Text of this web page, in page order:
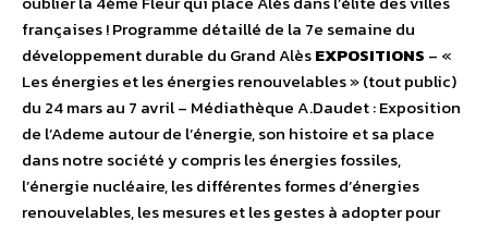
françaises ! Programme détaillé de la 7e semaine du
développement durable du Grand AlèsEXPOSITIONS – «
Les énergies et les énergies renouvelables » (tout public)
du 24 mars au 7 avril – Médiathèque A.Daudet : Exposition
de l’Ademe autour de l’énergie, son histoire et sa place
dans notre société y compris les énergies fossiles,
l’énergie nucléaire, les différentes formes d’énergies
renouvelables, les mesures et les gestes à adopter pour